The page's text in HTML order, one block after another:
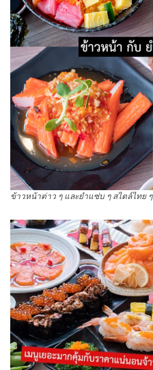
ข้าวหน้าต่าว ๆ และยำแซ่บ ๆ สไตล์ไทย ๆ